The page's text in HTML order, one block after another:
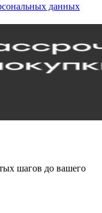
данных
шагов до вашего